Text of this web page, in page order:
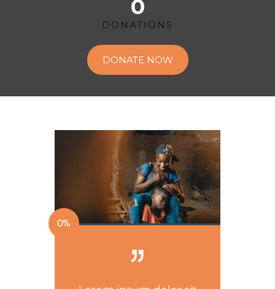
0
DONATIONS
DONATE NOW
0%